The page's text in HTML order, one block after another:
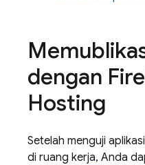
dengan
Hosting
Setelah menguji
di ruang kerja, Anda